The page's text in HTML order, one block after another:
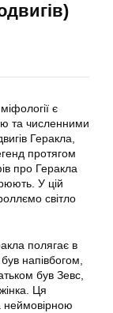
є
та численними
Геракла,
протягом
про Геракла
У цій
світло
полягає в
напівбогом,
був Зевс,
Ця
неймовірною